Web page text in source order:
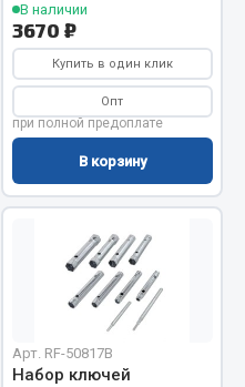
В наличии
3670 ₽
Купить в один клик
Опт
при полной предоплате
В корзину
Арт. RF-50817B
Набор ключей